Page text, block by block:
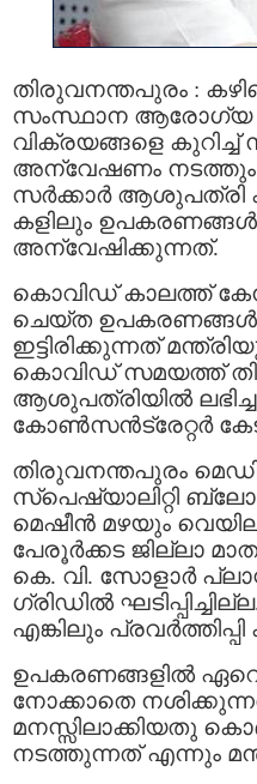
തിരുവനന്തപുരം :
സംസ്ഥാന ആരോഗ്യ
വിക്രയങ്ങളെ
അന്വേഷണം നടത്തും
സർക്കാർ ആശുപത്രി
കളിലും
അന്വേഷിക്കുന്നത്.
കൊവിഡ് കാലത്ത്
ചെയ്ത ഉപകരണങ്ങൾ
ഇട്ടിരിക്കുന്നത്
കൊവിഡ് സമയത്ത്
ആശുപത്രിയിൽ
കോൺസൻട്രേറ്റർ
തിരുവനന്തപുരം
സ്പെഷ്യാലിറ്റി
മെഷീൻ മഴയും
പേരൂർക്കട ജില്ലാ
കെ. വി. സോളാർ
ഗ്രിഡിൽ
എങ്കിലും പ്രവർത്തിപ്പി
ഉപകരണങ്ങളിൽ
നോക്കാതെ
മനസ്സിലാക്കിയതു
നടത്തുന്നത് എന്നും